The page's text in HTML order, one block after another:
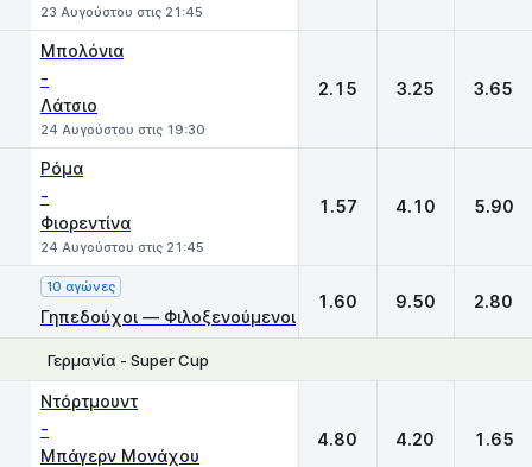
23 Αυγούστου στις 21:45
Μπολόνια
-
Λάτσιο
24 Αυγούστου στις 19:30
2.15 3.25 3.65
Ρόμα
-
Φιορεντίνα
24 Αυγούστου στις 21:45
1.57 4.10 5.90
10 αγώνες
Γηπεδούχοι — Φιλοξενούμενοι
1.60 9.50 2.80
Γερμανία - Super Cup
Ντόρτμουντ
-
Μπάγερν Μονάχου
4.80 4.20 1.65